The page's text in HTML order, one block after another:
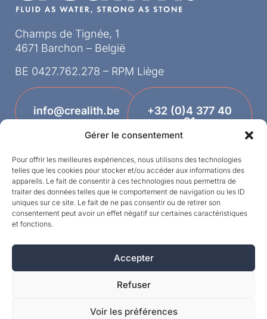
Gérer le consentement
Pour offrir les meilleures expériences, nous utilisons des technologies
telles que les cookies pour stocker et/ou accéder aux informations des
appareils. Le fait de consentir à ces technologies nous permettra de
traiter des données telles que le comportement de navigation ou les ID
uniques sur ce site. Le fait de ne pas consentir ou de retirer son
consentement peut avoir un effet négatif sur certaines caractéristiques
et fonctions.
Accepter
Refuser
Voir les préférences
Champs de Tignée, 1
4671 Barchon – België
BE 0427.762.278 – RPM Liège
info@crealith.be
+32 (0)4 377 40
81
©MPI 2026 – Crealith is een geregistreerd
handelsmerk van Mineral Products International
Designed by